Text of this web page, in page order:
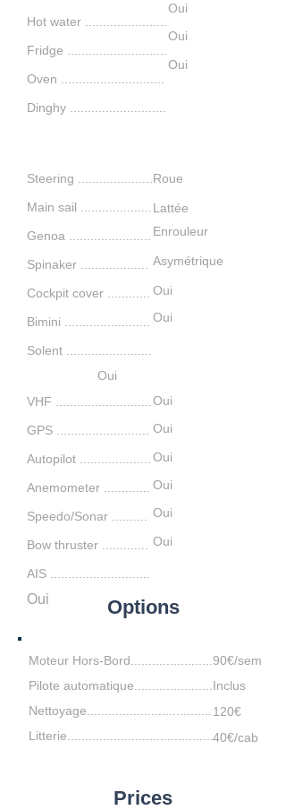
Hot water .......................
Fridge ............................
Oven .............................
Dinghy ...........................
Oui
Oui
Oui
Steering .....................
Main sail .
Genoa .
Spinaker ..............
Cockpit cover ............
Bimini ........................
Solent ........................
Roue
Lattée
Enrouleur
Asymétrique
Oui
Oui
Oui
VHF ...........................
GPS ..........................
Autopilot ....................
Anemometer .............
Speedo/Sonar ....
Bow thruster
AIS ............................
Oui
Oui
Oui
Oui
Oui
Oui
Oui Options
Moteur Hors-Bord.......................
Pilote automatique......................
Nettoyage...................................
Litterie.........................................
90€/sem
Inclus
120€
40€/cab
Prices